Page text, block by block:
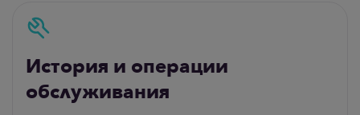
История и операции
обслуживания